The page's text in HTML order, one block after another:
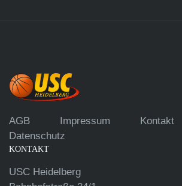
AGB Impressum
Kontakt
Datenschutz
KONTAKT
USC Heidelberg